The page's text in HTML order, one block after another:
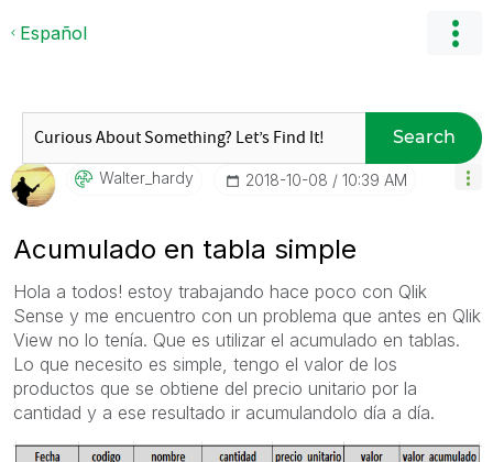
Español
Search
Walter_hardy ‎2018-10-08 10:39 AM
Acumulado en tabla simple
Hola a todos! estoy trabajando hace poco con Qlik
Sense y me encuentro con un problema que antes en Qlik
View no lo tenía. Que es utilizar el acumulado en tablas.
Lo que necesito es simple, tengo el valor de los
productos que se obtiene del precio unitario por la
cantidad y a ese resultado ir acumulandolo día a día.